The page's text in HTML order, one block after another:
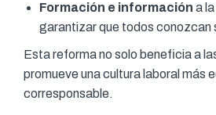
Formación e información a
garantizar que todos conozcan
Esta reforma no solo beneficia a
promueve una cultura laboral más
corresponsable.